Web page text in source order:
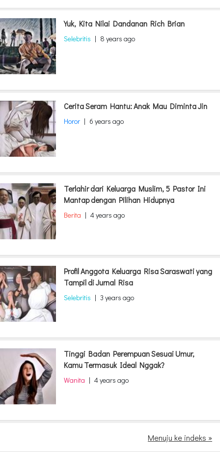
Yuk, Kita Nilai Dandanan Rich Brian
Selebritis | 8 years ago
Cerita Seram Hantu: Anak Mau Diminta Jin
Horor | 6 years ago
Terlahir dari Keluarga Muslim, 5 Pastor Ini
Mantap dengan Pilihan Hidupnya
Berita | 4 years ago
Profil Anggota Keluarga Risa Saraswati yang
Tampil di Jurnal Risa
Selebritis | 3 years ago
Tinggi Badan Perempuan Sesuai Umur,
Kamu Termasuk Ideal Nggak?
Wanita | 4 years ago
Menuju ke indeks »